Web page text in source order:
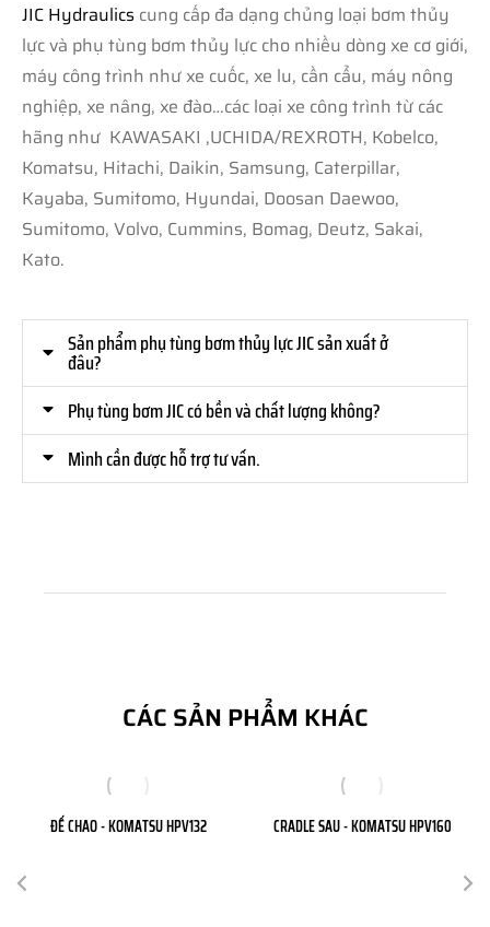
JIC Hydraulics cung cấp đa dạng chủng loại bơm thủy
lực và phụ tùng bơm thủy lực cho nhiều dòng xe cơ giới,
máy công trình như xe cuốc, xe lu, cần cẩu, máy nông
nghiệp, xe nâng, xe đào…các loại xe công trình từ các
hãng như KAWASAKI ,UCHIDA/REXROTH, Kobelco,
Komatsu, Hitachi, Daikin, Samsung, Caterpillar,
Kayaba, Sumitomo, Hyundai, Doosan Daewoo,
Sumitomo, Volvo, Cummins, Bomag, Deutz, Sakai,
Kato.
Sản phẩm phụ tùng bơm thủy lực JIC sản xuất ở
đâu?
Phụ tùng bơm JIC có bền và chất lượng không?
Mình cần được hỗ trợ tư vấn.
CÁC SẢN PHẨM KHÁC
ĐẾ CHAO - KOMATSU HPV132 CRADLE SAU - KOMATSU HPV160